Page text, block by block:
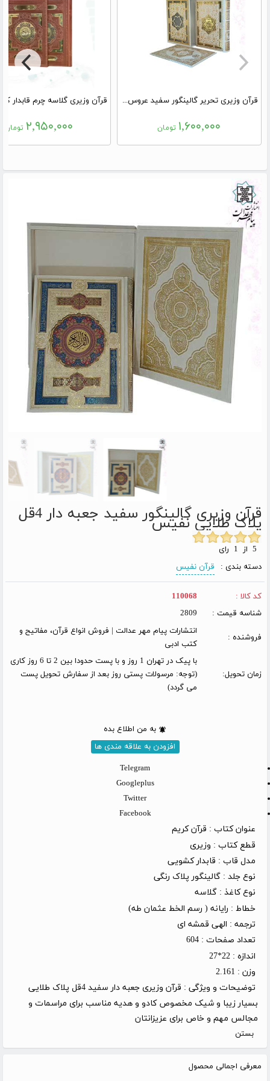
قرآن وزیری تحریر گالینگور سفید عروس قابدار کشویی لیزری با رویداد
۱,۶۰۰,۰۰۰ تومان ۲,۹۵۰,۰۰۰ تومان
قرآن وزیری گالینگور سفید جعبه دار 4قل پلاک طلایی نفیس
دسته بندی :
قرآن نفیس
کد کالا :
110068
شناسه قیمت :
2809
فروشنده :
انتشارات پیام مهر عدالت | فروش انواع قرآن، مفاتیح و
کتب ادبی
زمان تحویل:
با پیک در تهران 1 روز و با پست حدودا بین 2 تا 6 روز کاری
(توجه: مرسولات پستی روز بعد از سفارش تحویل پست
می گردد)
به من اطلاع بده
افزودن به علاقه مندی ها
Telegram
Googleplus
Twitter
Facebook
عنوان کتاب : قرآن کریم
قطع کتاب : وزیری
مدل قاب : قابدار کشویی
نوع جلد : گالینگور پلاک رنگی
نوع کاغذ : گلاسه
خطاط : رایانه ( رسم الخط عثمان طه)
ترجمه : الهی قمشه ای
تعداد صفحات : 604
اندازه : 22*27
وزن : 2.161
توضیحات و ویژگی :
قرآن وزیری جعبه دار سفید 4قل پلاک طلایی
بسیار زیبا و شیک مخصوص کادو و هدیه مناسب برای مراسمات و
مجالس مهم و خاص برای عزیزانتان
بستن
معرفی اجمالی محصول